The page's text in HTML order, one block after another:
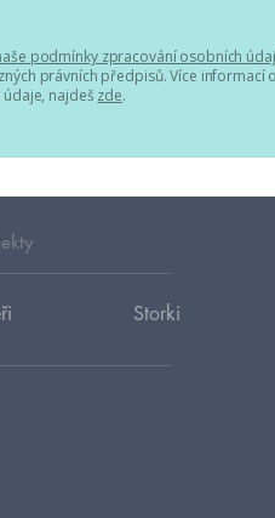
podmínky zpracování osobních
právních předpisů. Více informací
najdeš zde.
Storki